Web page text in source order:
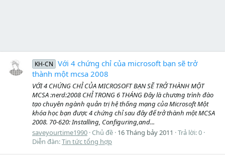
KH-CN
Với 4 chứng chỉ của microsoft bạn sẽ trở
thành một mcsa 2008
VỚI 4 CHỨNG CHỈ CỦA MICROSOFT BẠN SẼ TRỞ THÀNH MỘT
MCSA :nerd:2008 CHỈ TRONG 6 THÁNG Đây là chương trình đào
tạo chuyên ngành quản trị hệ thống mạng của Microsoft Một
khóa học bạn được 4 chứng chỉ sau đây để trở thành một MCSA
2008. 70-620: Installing, Configuring,and...
saveyourtime1990 Chủ đề 16 Tháng bảy 2011
Trả lời: 0
Diễn đàn:Tin tức tổng hợp